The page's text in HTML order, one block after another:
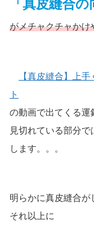
「真皮縫合の
がメチャクチャかけ
【真皮縫合】上
ト
の動画で出てくる運
見切れている部分
します。。。
明らかに真皮縫合が
それ以上に